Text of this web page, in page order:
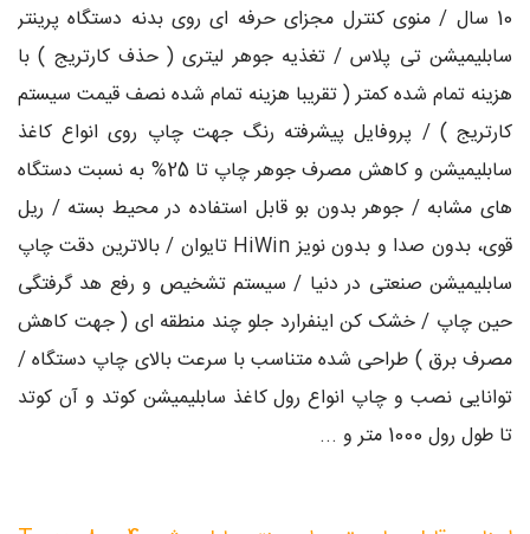
10 سال / منوی کنترل مجزای حرفه ای روی بدنه دستگاه پرینتر
سابلیمیشن تی پلاس / تغذیه جوهر لیتری ( حذف کارتریج ) با
هزینه تمام شده کمتر ( تقریبا هزینه تمام شده نصف قیمت سیستم
کارتریج ) / پروفایل پیشرفته رنگ جهت چاپ روی انواع کاغذ
سابلیمیشن و کاهش مصرف جوهر چاپ تا 25% به نسبت دستگاه
های مشابه / جوهر بدون بو قابل استفاده در محیط بسته / ریل
قوی، بدون صدا و بدون نویز HiWin تایوان / بالاترین دقت چاپ
سابلیمیشن صنعتی در دنیا / سیستم تشخیص و رفع هد گرفتگی
حین چاپ / خشک کن اینفرارد جلو چند منطقه ای ( جهت کاهش
مصرف برق ) طراحی شده متناسب با سرعت بالای چاپ دستگاه /
توانایی نصب و چاپ انواع رول کاغذ سابلیمیشن کوتد و آن کوتد
تا طول رول 1000 متر و ...